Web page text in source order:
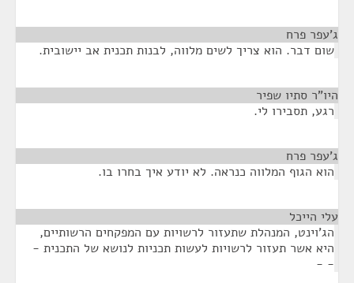
ג'עפר פרח
שום דבר. הוא צריך לשים מלווה, לבנות תכנית אב יישובית.
היו"ר סתיו שפיר
רגע, תסבירו לי.
ג'עפר פרח
הוא הגוף המלווה כנראה. לא יודע איך בחרו בו.
עלי הייכל
הג'וינט, המנהלת שתעזור לרשויות עם המפקחים הרשותיים,
היא אשר תעזור לרשויות לעשות תכניות לנושא של התכנית -
- -